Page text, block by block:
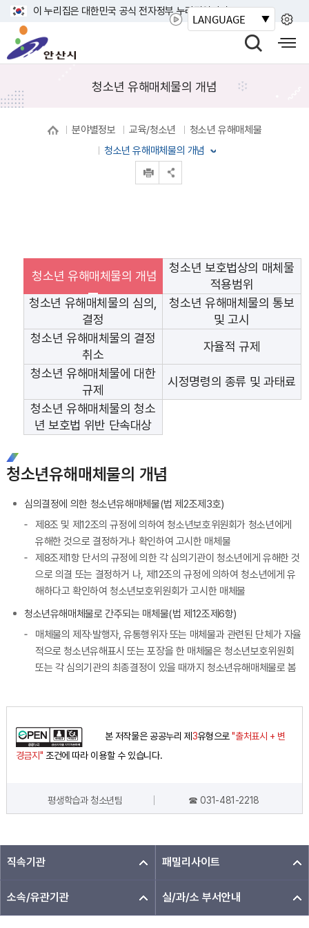
기
이 누리집은 대한민국 공식 전자정부 누리집입니다.
시
색
기
바
사
청소년 유해매체물의 개념
분야별정보 교육/청소년
청소년 유해매체물
청소년 유해매체물의 개념
청소년 유해매체물의 개념
청소년 보호법상의 매체물
적용범위
청소년 유해매체물의 심의,
결정
청소년 유해매체물의 통보
및 고시
청소년 유해매체물의 결정
취소
자율적 규제
청소년 유해매체물에 대한
규제
시정명령의 종류 및 과태료
청소년 유해매체물의 청소
년 보호법 위반 단속대상
청소년유해매체물의 개념
심의결정에 의한 청소년유해매체물(법 제2조제3호)
제8조 및 제12조의 규정에 의하여 청소년보호위원회가 청소년에게
유해한 것으로 결정하거나 확인하여 고시한 매체물
제8조제1항 단서의 규정에 의한 각 심의기관이 청소년에게 유해한 것
으로 의결 또는 결정하거 나, 제12조의 규정에 의하여 청소년에게 유
해하다고 확인하여 청소년보호위원회가 고시한 매체물
청소년유해매체물로 간주되는 매체물(법 제12조제6항)
매체물의 제작·발행자, 유통행위자 또는 매체물과 관련된 단체가 자율
적으로 청소년유해표시 또는 포장을 한 매체물은 청소년보호위원회
또는 각 심의기관의 최종결정이 있을 때까지 청소년유해매체물로 봄
본 저작물은 공공누리 제 3유형으로"출처표시 + 변
경금지" 조건에 따라 이용할 수 있습니다.
평생학습과 청소년팀 ☎ 031-481-2218
직속기관 패밀리사이트
소속/유관기관 실/과/소 부서안내
LANGUAGE